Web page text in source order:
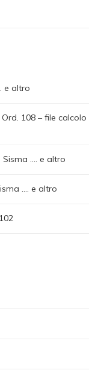
e altro
108 – file calcolo
Sisma …. e altro
…. e altro